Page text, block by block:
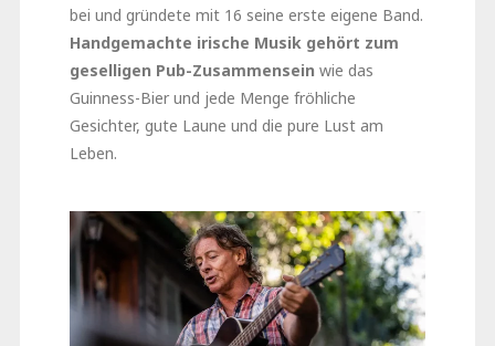
bei und gründete mit 16 seine erste eigene Band.
Handgemachte irische Musik gehört zum
geselligen Pub-Zusammensein wie das
Guinness-Bier und jede Menge fröhliche
Gesichter, gute Laune und die pure Lust am
Leben.